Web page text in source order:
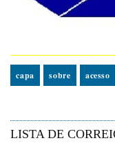
capa sobre acesso
LISTA DE